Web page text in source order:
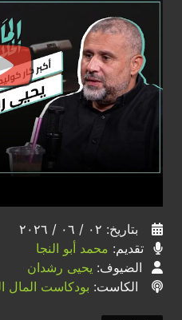
بتاريخ: ٠٢ / ٠٦ / ٢٠٢٦
تقديم: محمد أبو النجا
الضيوف: يحيى رشدان
الكاست: بودكاست المال